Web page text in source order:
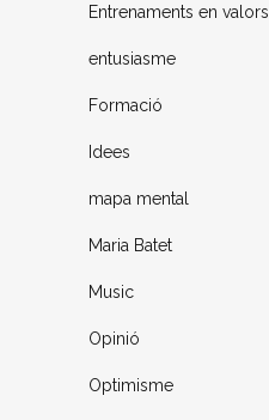
Entrenaments en valors
entusiasme
Formació
Idees
mapa mental
Maria Batet
Music
Opinió
Optimisme